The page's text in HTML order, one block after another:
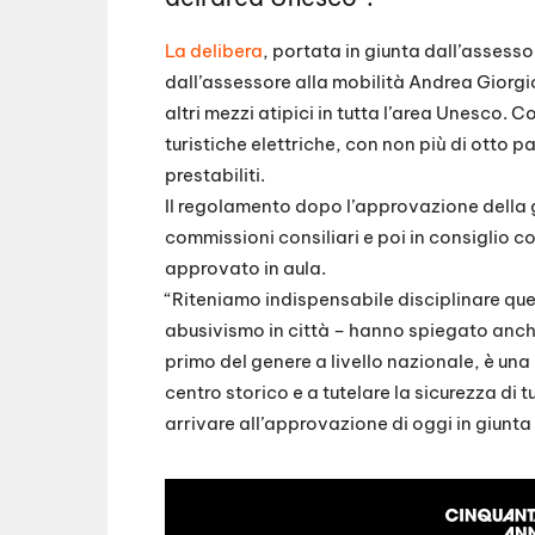
La delibera, portata in giunta
dall’assessore alla mobilità Andrea
altri mezzi atipici in tutta l’area Unesco.
turistiche elettriche, con non più di otto
prestabiliti.
Il regolamento dopo l’approvazione
commissioni consiliari e poi in consiglio
approvato in aula.
“Riteniamo indispensabile disciplinare
abusivismo in città – hanno spiegato
primo del genere a livello nazionale, è
centro storico e a tutelare la sicurezza di
arrivare all’approvazione di oggi in